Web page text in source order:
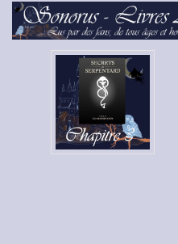
Aller
au
Sonorus